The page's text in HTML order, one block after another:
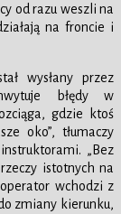
od razu weszli na
na froncie i
wysłany przez
błędy w
gdzie ktoś
oko”, tłumaczy
„Bez
istotnych na
wchodzi z
zmiany kierunku,